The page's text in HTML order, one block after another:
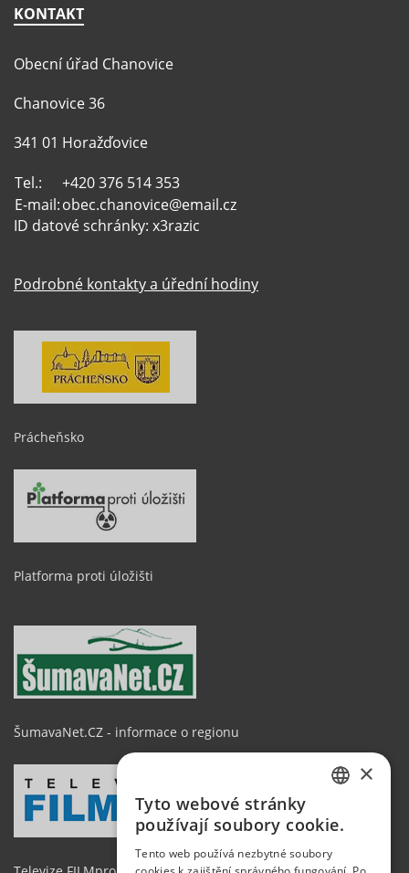
KONTAKT
Obecní úřad Chanovice
Chanovice 36
341 01 Horažďovice
Tel.:
+420 376 514 353
E-mail:obec.chanovice@email.cz
ID datové schránky: x3razic
Podrobné kontakty a úřední hodiny
Prácheňsko
Platforma proti úložišti
ŠumavaNet.CZ - informace o regionu
×
Tyto webové stránky
používají soubory cookie.
Tento web používá nezbytné soubory